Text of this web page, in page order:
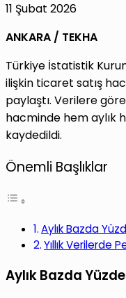
11 Şubat 2026
ANKARA / TEKHA
Türkiye İstatistik
ilişkin ticaret satış
paylaştı. Verilere
hacminde hem aylık
kaydedildi.
Önemli Başlıklar
Aylık Bazda
Yıllık Verilerde
Aylık Bazda Yüzde